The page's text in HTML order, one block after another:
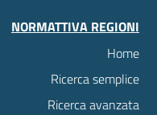
NORMATTIVA REGIONI
Home
Ricerca semplice
Ricerca avanzata